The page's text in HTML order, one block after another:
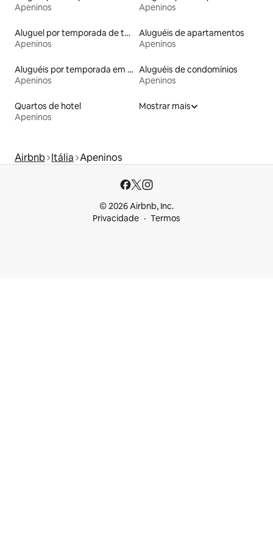
Apeninos
Apeninos
Aluguel por temporada de torres
Apeninos
Aluguéis de apartamentos
Apeninos
Aluguéis por temporada em acampamentos
Apeninos
Aluguéis de condomínios
Apeninos
Quartos de hotel
Apeninos
Mostrar mais
Airbnb Itália Apeninos
© 2026 Airbnb, Inc.
Privacidade
Termos